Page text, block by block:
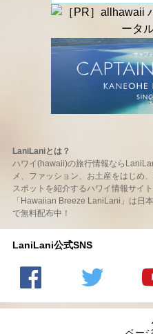
LaniLaniとは？
ハワイ(hawaii)の旅行情報なら
メ、ファッション、お土産をはじめ
スポットを紹介するハワイ情報サイ
「Hawaiian Breeze LaniLani」は日
で無料配布中！
LaniLani公式SNS
の
のtwitter